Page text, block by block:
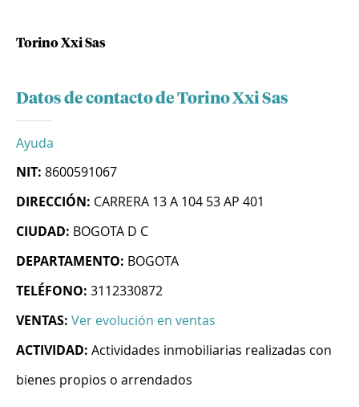
Torino Xxi Sas
Datos de contacto de Torino Xxi Sas
Ayuda
NIT: 8600591067
DIRECCIÓN: CARRERA 13 A 104 53 AP 401
CIUDAD: BOGOTA D C
DEPARTAMENTO: BOGOTA
TELÉFONO: 3112330872
VENTAS: Ver evolución en ventas
ACTIVIDAD: Actividades inmobiliarias realizadas con
bienes propios o arrendados